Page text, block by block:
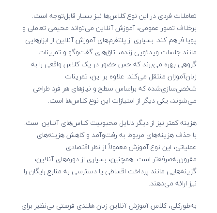
تعاملات فردی در این نوع کلاس‌ها نیز بسیار قابل‌توجه است.
برخلاف تصور عمومی، آموزش آنلاین می‌تواند محیطی تعاملی و
پویا فراهم کند. بسیاری از پلتفرم‌های آموزش آنلاین از ابزارهایی
مانند جلسات ویدئویی زنده، اتاق‌های گفت‌وگو و تمرینات
گروهی بهره می‌برند که حس حضور در یک کلاس واقعی را به
زبان‌آموزان منتقل می‌کند. علاوه بر این، تمرینات
شخصی‌سازی‌شده که براساس سطح و نیازهای هر فرد طراحی
می‌شوند، یکی دیگر از امتیازات این نوع کلاس‌ها است.
هزینه کمتر نیز از دیگر دلایل محبوبیت کلاس‌های آنلاین است.
با حذف هزینه‌های مربوط به رفت‌وآمد و کاهش هزینه‌های
عملیاتی، این نوع آموزش معمولاً از نظر اقتصادی
مقرون‌به‌صرفه‌تر است. همچنین، بسیاری از دوره‌های آنلاین،
گزینه‌هایی مانند پرداخت اقساطی یا دسترسی به منابع رایگان را
نیز ارائه می‌دهند.
به‌طورکلی، کلاس آموزش آنلاین زبان هلندی فرصتی بی‌نظیر برای